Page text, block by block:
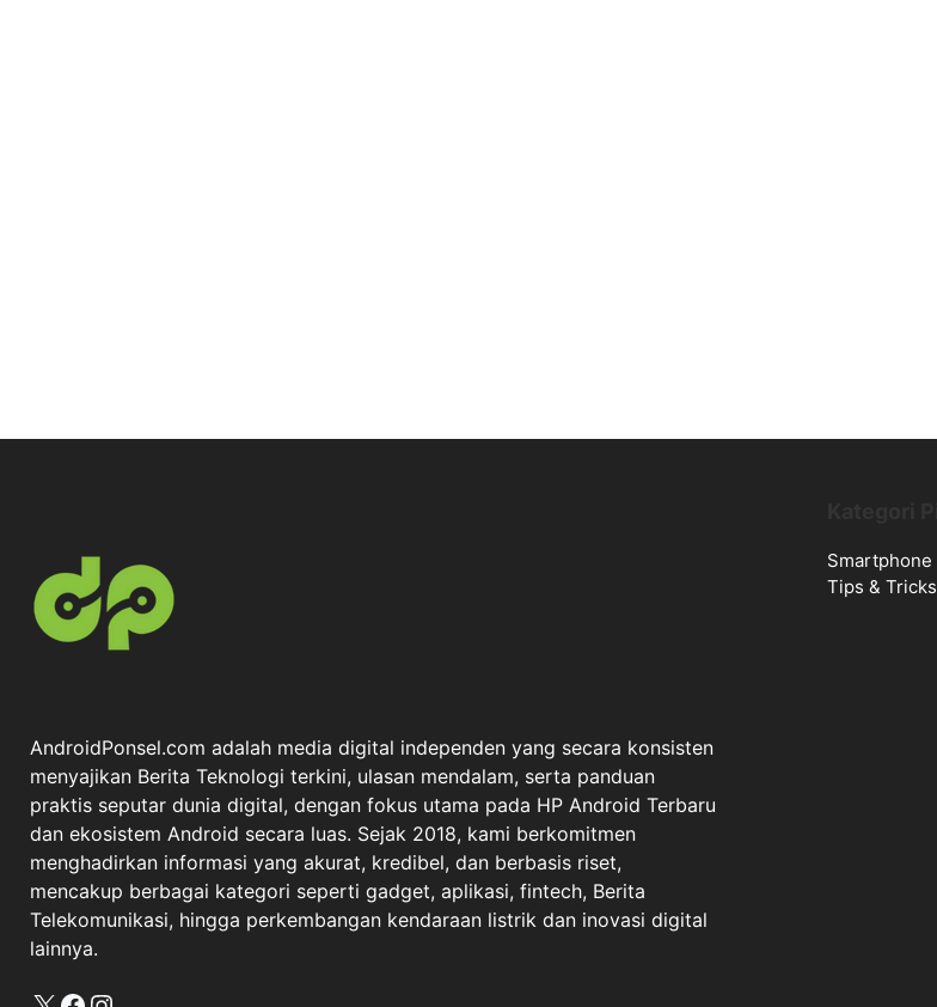
AndroidPonsel.com adalah media digital independen yang secara konsisten
menyajikan Berita Teknologi terkini, ulasan mendalam, serta panduan
praktis seputar dunia digital, dengan fokus utama pada HP Android Terbaru
dan ekosistem Android secara luas. Sejak 2018, kami berkomitmen
menghadirkan informasi yang akurat, kredibel, dan berbasis riset,
mencakup berbagai kategori seperti gadget, aplikasi, fintech, Berita
Telekomunikasi, hingga perkembangan kendaraan listrik dan inovasi digital
lainnya.
Smartphone
Tips & Tricks